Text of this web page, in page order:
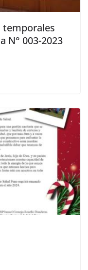
temporales
N° 003-2023